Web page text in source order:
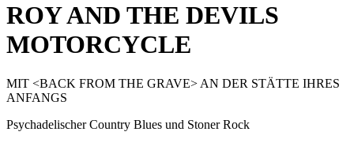
ROY AND THE DEVILS
MOTORCYCLE
MIT <BACK FROM THE GRAVE> AN DER STÄTTE IHRES
ANFANGS
Psychadelischer Country Blues und Stoner Rock